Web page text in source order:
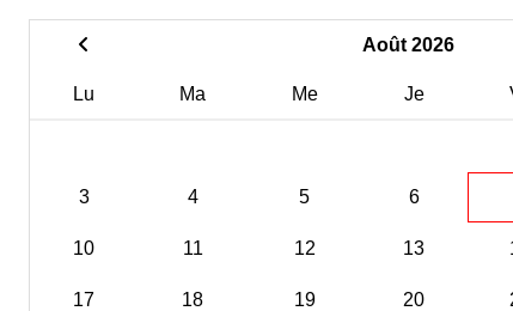
Août 2026
Lu Ma Me Je
3 4 5 6
10 11 12 13
17 18 19 20